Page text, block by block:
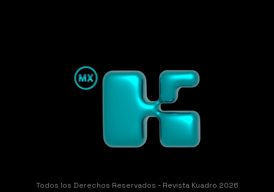
Todos los Derechos Reservados - Revista Kuadro 2026